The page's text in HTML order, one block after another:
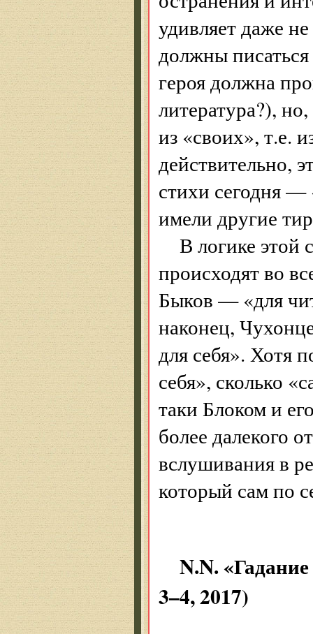
удивляет даже
должны писаться
героя должна
литература?),
из «своих», т.е.
действительно,
стихи сегодня
имели другие
В логике этой
происходят во
Быков — «для
наконец,
для себя». Хотя
себя», сколько
таки Блоком и
более далекого
вслушивания в
который сам по
N.N.
3–4, 2017)